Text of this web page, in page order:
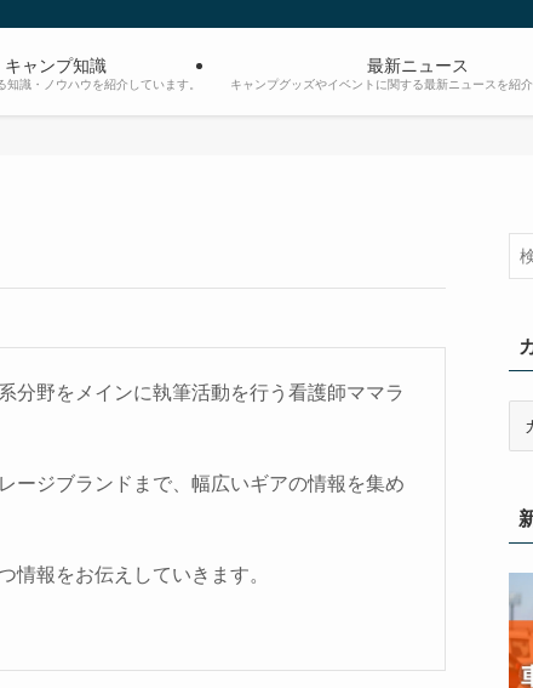
キャンプ知識
知識・ノウハウを紹介しています。
最新ニュース
キャンプグッズやイベントに関する最新ニュースを紹介
分野をメインに執筆活動を行う看護師ママラ
ージブランドまで、幅広いギアの情報を集め
情報をお伝えしていきます。
ー